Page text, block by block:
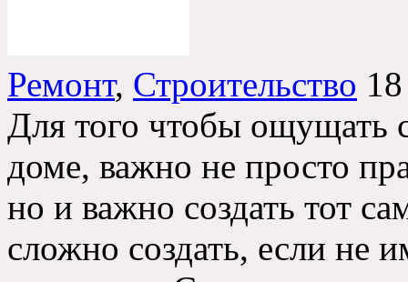
Ремонт, Строительство
Для того чтобы ощущать
доме, важно не просто
но и важно создать тот
сложно создать, если не